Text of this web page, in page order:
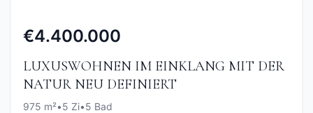
€4.400.000
LUXUSWOHNEN IM EINKLANG MIT DER
NATUR NEU DEFINIERT
975 m²•5 Zi•5 Bad